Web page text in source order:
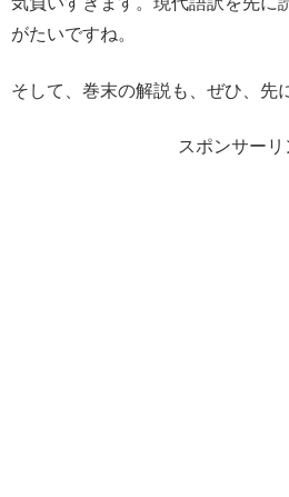
がたいですね。
そして、巻末の解説も、ぜひ、先
スポンサーリ